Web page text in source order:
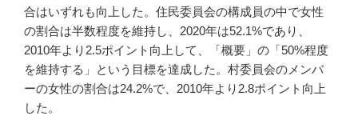
合はいずれも向上した。住民委員会の構成員の中で女性
の割合は半数程度を維持し、2020年は52.1%であり、
2010年より2.5ポイント向上して、「概要」の「50%程度
を維持する」という目標を達成した。村委員会のメンバ
ーの女性の割合は24.2%で、2010年より2.8ポイント向上
した。